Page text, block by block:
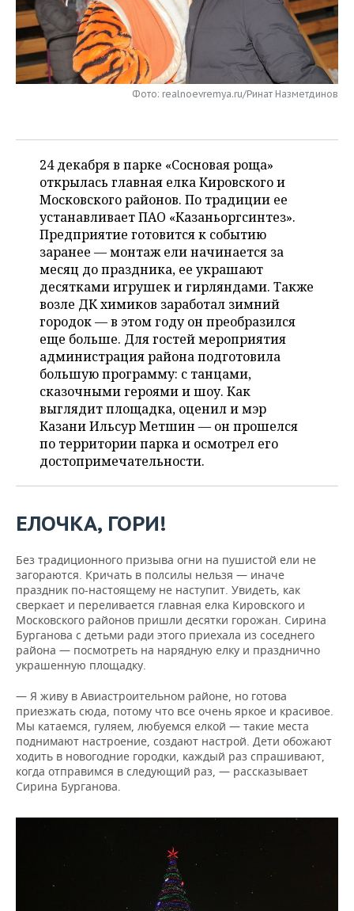
НЕФТЕХИМИЯ
НЕФТЬ
ОПК
РОЗНИЧНАЯ ТОРГОВЛЯ
ТРАНСПОРТ
НОВОСТИ ТЕХНОЛОГИЙ
IT
ТЕЛЕКОММУНИКАЦИИ
МЕРОПРИЯТИЯ
НОВОСТИ МЕРОПРИЯТИЙ
ВЫЕЗДНАЯ РЕДАКЦИЯ
БИЗНЕС-БРАНЧИ
ONLINE-КОНФЕРЕНЦИИ
ОТКРЫТАЯ ЛЕКЦИЯ
СПОРТ
ФУТБОЛ
ХОККЕЙ
БАСКЕТБОЛ
ВОЛЕЙБОЛ
КИБЕРСПОРТ
ФИГУРНОЕ КАТАНИЕ
ВОДНЫЕ ВИДЫ СПОРТА
ХОККЕЙ С МЯЧОМ
НОВОСТИ ОБЩЕСТВА
ВЛАСТЬ
ИНФРАСТРУКТУРА
ИСТОРИЯ
КУЛЬТУРА
МЕДИЦИНА
ОБРАЗОВАНИЕ
ПРОИСШЕСТВИЯ
ФОТОГАЛЕРЕЯ
СЮЖЕТЫ
СПРАВОЧНИК
СПИСОК ПЕРСОН
СПИСОК КОМПАНИЙ
ПОЛНАЯ ВЕРСИЯ
Фото: realnoevremya.ru/Ринат Назметдинов
24 декабря в парке «Сосновая роща»
открылась главная елка Кировского и
Московского районов. По традиции ее
устанавливает ПАО «Казаньоргсинтез».
Предприятие готовится к событию
заранее — монтаж ели начинается за
месяц до праздника, ее украшают
десятками игрушек и гирляндами. Также
возле ДК химиков заработал зимний
городок — в этом году он преобразился
еще больше. Для гостей мероприятия
администрация района подготовила
большую программу: с танцами,
сказочными героями и шоу. Как
выглядит площадка, оценил и мэр
Казани Ильсур Метшин — он прошелся
по территории парка и осмотрел его
достопримечательности.
ЕЛОЧКА, ГОРИ!
Без традиционного призыва огни на пушистой ели не
загораются. Кричать в полсилы нельзя — иначе
праздник по-настоящему не наступит. Увидеть, как
сверкает и переливается главная елка Кировского и
Московского районов пришли десятки горожан. Сирина
Бурганова с детьми ради этого приехала из соседнего
района — посмотреть на нарядную елку и празднично
украшенную площадку.
— Я живу в Авиастроительном районе, но готова
приезжать сюда, потому что все очень яркое и красивое.
Мы катаемся, гуляем, любуемся елкой — такие места
поднимают настроение, создают настрой. Дети обожают
ходить в новогодние городки, каждый раз спрашивают,
когда отправимся в следующий раз, — рассказывает
Сирина Бурганова.